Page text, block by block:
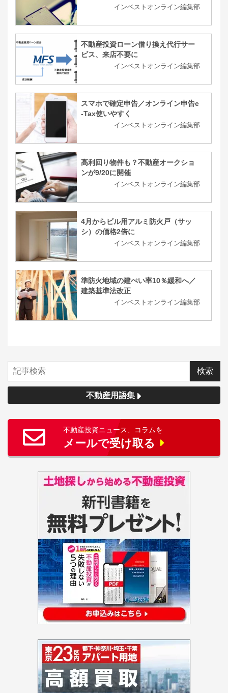
インベストオンライン編集部
不動産投資ローン借り換え代行サー
ビス、来店不要に
インベストオンライン編集部
スマホで確定申告／オンライン申告e
-Tax使いやすく
インベストオンライン編集部
高利回り物件も？不動産オークショ
ンが9/20に開催
インベストオンライン編集部
4月からビル用アルミ防火戸（サッ
シ）の価格2倍に
インベストオンライン編集部
準防火地域の建ぺい率10％緩和へ／
建築基準法改正
インベストオンライン編集部
不動産用語集
不動産投資ニュース、コラムを
メールで受け取る